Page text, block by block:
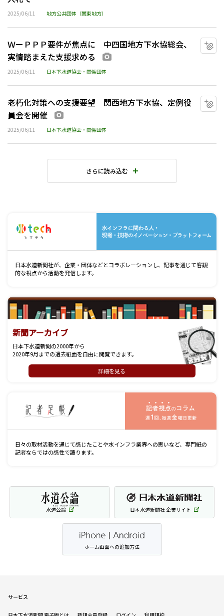
2025/06/11 地方公共団体（関東地方）
ＷーＰＰＰ要件が焦点に 中四国地方下水協総会、
実情踏まえた支援求める
2025/06/11 日本下水道協会・関係団体
老朽化対策への支援要望 関西地方下水協、定例役
員会を開催
2025/06/11 日本下水道協会・関係団体
さらに読み込む
日本水道新聞社が、企業・団体などとコラボレーションし、記事を通じて客観
的な視点から活動を発信します。
新聞アーカイブ
日本下水道新聞の2000年から
2020年9月までの過去紙面を自由に閲覧できます。
詳細を見る
日々の取材活動を通じて感じたことや水インフラ業界への思いなど、専門紙の
記者ならではの感性で語ります。
水道公論 日本水道新聞社 企業サイト
ホーム画面への追加方法
サービス